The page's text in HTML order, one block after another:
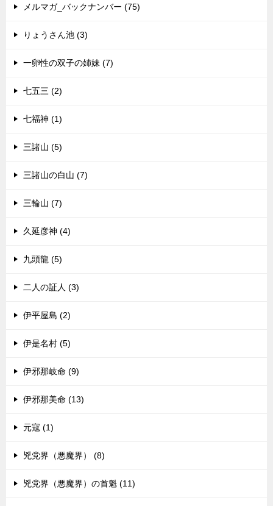
メルマガ_バックナンバー (75)
りょうさん池 (3)
一卵性の双子の姉妹 (7)
七五三 (2)
七福神 (1)
三諸山 (5)
三諸山の白山 (7)
三輪山 (7)
久延彦神 (4)
九頭龍 (5)
二人の証人 (3)
伊平屋島 (2)
伊是名村 (5)
伊邪那岐命 (9)
伊邪那美命 (13)
元寇 (1)
兇党界（悪魔界） (8)
兇党界（悪魔界）の首魁 (11)